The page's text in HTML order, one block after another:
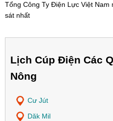
Tổng Công Ty Điện Lực Việt Nam
sát nhất
Lịch Cúp Điện Các
Nông
Cư Jút
Dăk Mil